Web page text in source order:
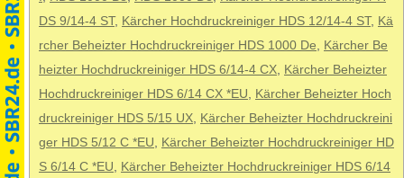
DS 9/14-4 ST, Kärcher Hochdruckreiniger HDS 12/14-4 ST, Kä
rcher Beheizter Hochdruckreiniger HDS 1000 De, Kärcher Be
heizter Hochdruckreiniger HDS 6/14-4 CX, Kärcher Beheizter
Hochdruckreiniger HDS 6/14 CX *EU, Kärcher Beheizter Hoch
druckreiniger HDS 5/15 UX, Kärcher Beheizter Hochdruckreini
ger HDS 5/12 C *EU, Kärcher Beheizter Hochdruckreiniger HD
S 6/14 C *EU, Kärcher Beheizter Hochdruckreiniger HDS 6/14